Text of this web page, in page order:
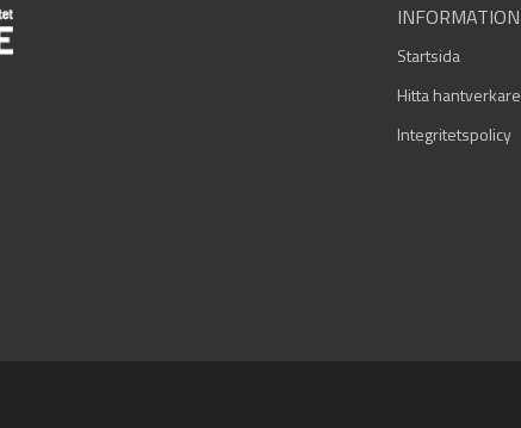
INFORMATION
Startsida
Hitta hantverkare
Integritetspolicy